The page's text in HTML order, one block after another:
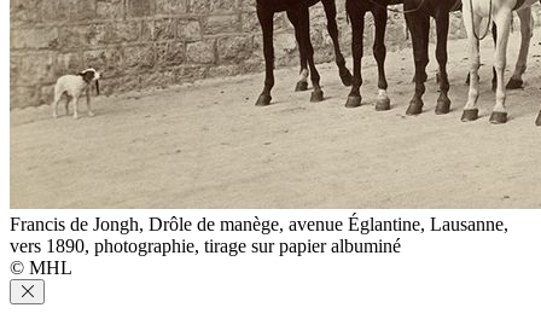
Francis de Jongh, Drôle de manège, avenue Églantine, Lausanne,
vers 1890, photographie, tirage sur papier albuminé
© MHL